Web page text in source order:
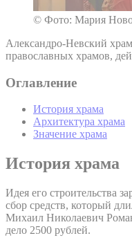
© Фото: Мария
Александро-Невский
православных храмов,
Оглавление
История храма
Архитектура храма
Значение храма
История храма
Идея его строительства
сбор средств, который
Михаил Николаевич
дело 2500 рублей.